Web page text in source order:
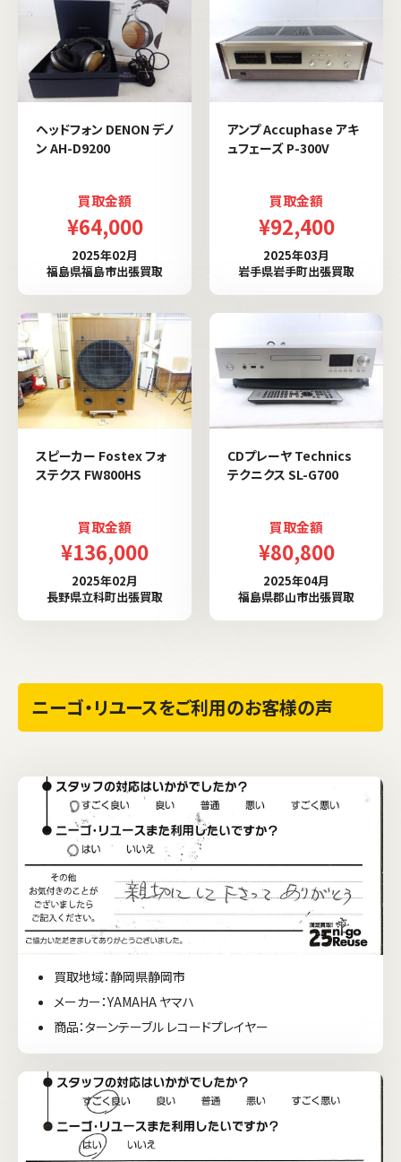
ヘッドフォン DENON デノ
ン AH-D9200
買取金額
¥64,000
2025年02月
福島県福島市出張買取
アンプ Accuphase アキ
ュフェーズ P-300V
買取金額
¥92,400
2025年03月
岩手県岩手町出張買取
スピーカー Fostex フォ
ステクス FW800HS
買取金額
¥136,000
2025年02月
長野県立科町出張買取
CDプレーヤ Technics
テクニクス SL-G700
買取金額
¥80,800
2025年04月
福島県郡山市出張買取
ニーゴ・リユースをご利用のお客様の声
買取地域：静岡県静岡市
メーカー：YAMAHA ヤマハ
商品：ターンテーブル レコードプレイヤー